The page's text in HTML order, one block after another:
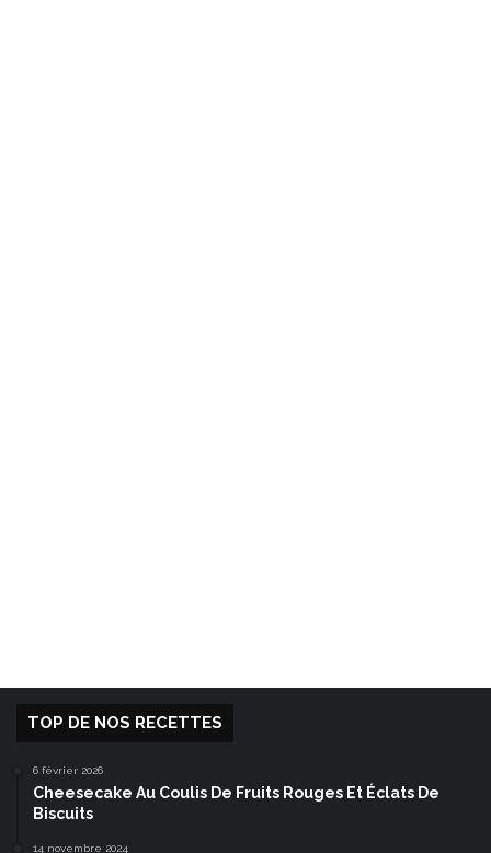
TOP DE NOS RECETTES
6 février 2026
Cheesecake Au Coulis De Fruits Rouges Et Éclats De
Biscuits
14 novembre 2024